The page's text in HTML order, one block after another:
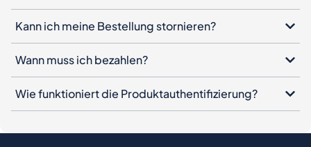
Kann ich meine Bestellung stornieren?
Wann muss ich bezahlen?
Wie funktioniert die Produktauthentifizierung?